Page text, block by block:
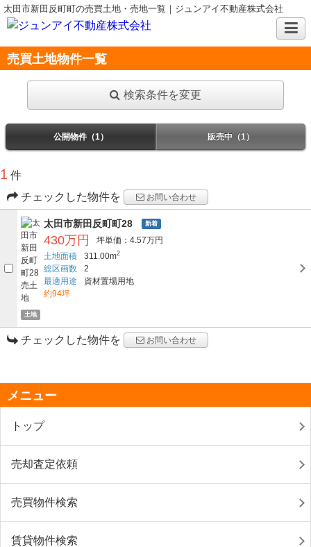
太田市新田反町町の売買土地・売地一覧｜ジュンアイ不動産株式会社
売買土地物件一覧
検索条件を変更
公開物件（1） 販売中（1）
1 件
チェックした物件を
お問い合わせ
土地
太田市新田反町町28 新着
430万円
坪単価：4.57万円
土地面積
311.00m2
総区画数
2
最適用途
資材置場用地
約94坪
チェックした物件を お問い合わせ
メニュー
トップ
売却査定依頼
売買物件検索
賃貸物件検索